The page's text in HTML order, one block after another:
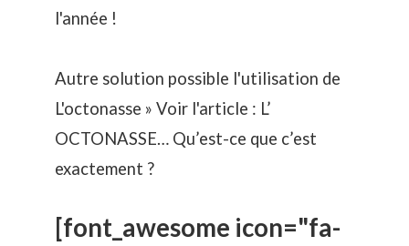
l'année !
Autre solution possible l'utilisation de
L'octonasse » Voir l'article : L’
OCTONASSE… Qu’est-ce que c’est
exactement ?
[font_awesome icon="fa-